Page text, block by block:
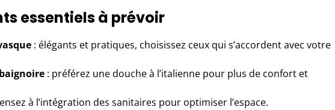
essentiels à prévoir
: élégants et pratiques, choisissez ceux qui s’accordent avec votre
: préférez une douche à l’italienne pour plus de confort et
à l’intégration des sanitaires pour optimiser l’espace.